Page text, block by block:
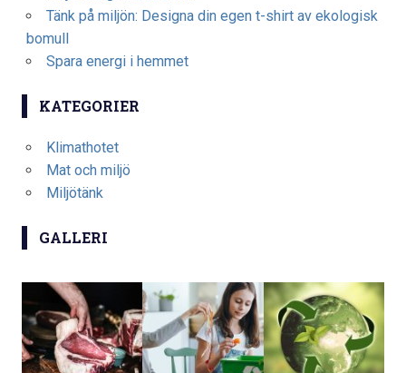
Tänk på miljön: Designa din egen t-shirt av ekologisk
bomull
Spara energi i hemmet
KATEGORIER
Klimathotet
Mat och miljö
Miljötänk
GALLERI